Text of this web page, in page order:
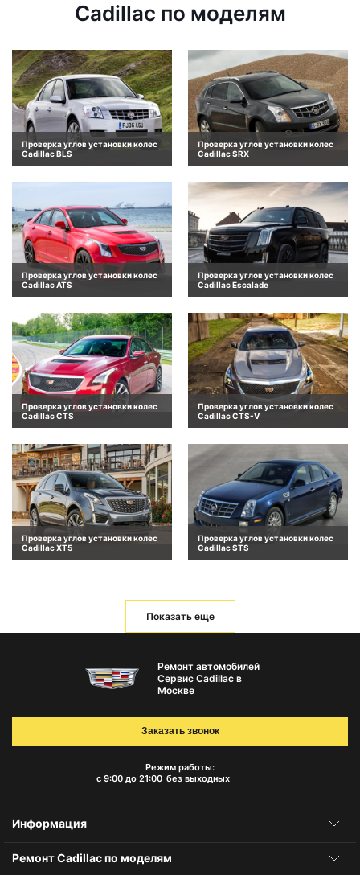
Cadillac по моделям
Проверка углов установки колес
Cadillac BLS
Проверка углов установки колес
Cadillac SRX
Проверка углов установки колес
Cadillac ATS
Проверка углов установки колес
Cadillac Escalade
Проверка углов установки колес
Cadillac CTS
Проверка углов установки колес
Cadillac CTS-V
Проверка углов установки колес
Cadillac XT5
Проверка углов установки колес
Cadillac STS
Показать еще
Ремонт автомобилей
Сервис Cadillac в
Москве
Режим работы:
с 9:00 до 21:00 без выходных
Заказать звонок
Информация
Ремонт Cadillac по моделям